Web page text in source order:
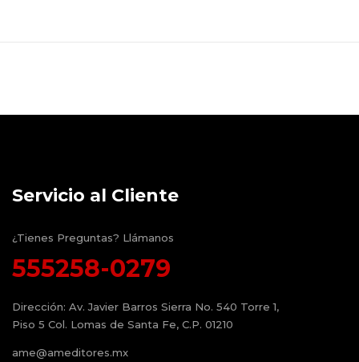
Servicio al Cliente
¿Tienes Preguntas? Llámanos
555258-0279
Dirección: Av. Javier Barros Sierra No. 540 Torre 1,
Piso 5 Col. Lomas de Santa Fe, C.P. 01210
ame@ameditores.mx